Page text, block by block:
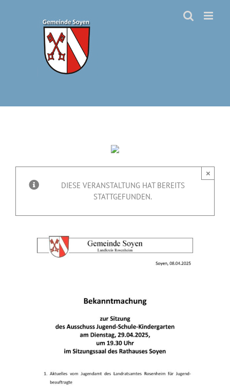
DIESE VERANSTALTUNG HAT BEREITS
STATTGEFUNDEN.
×